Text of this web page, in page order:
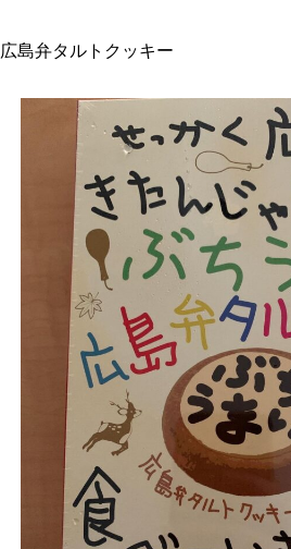
広島弁タルトクッキー